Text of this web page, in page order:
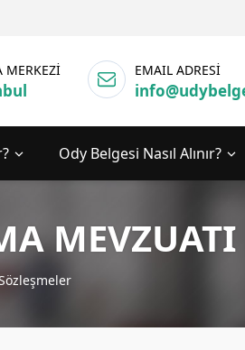
MERKEZİ EMAIL ADRESİ
Ody Belgesi Nasıl Alınır?
MEVZUATI